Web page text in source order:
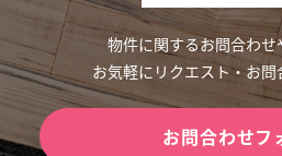
物件に関するお問合わせ
お気軽にリクエスト・お問
お問合わせフ